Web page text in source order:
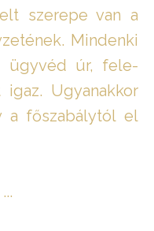
szerepe van a
Mindenki
ügyvéd úr, fele-
igaz. Ugyanakkor
a főszabálytól el